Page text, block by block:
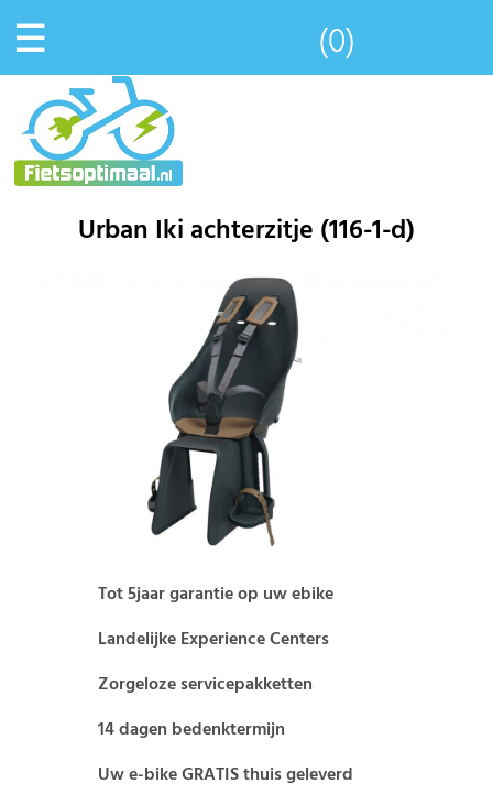
☰ (0)
Urban Iki achterzitje (116-1-d)
Tot 5jaar garantie op uw ebike
Landelijke Experience Centers
Zorgeloze servicepakketten
14 dagen bedenktermijn
Uw e-bike GRATIS thuis geleverd